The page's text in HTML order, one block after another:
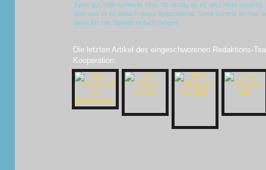
Tipps gut oder schlecht sind. So richtig ist es also nicht
Idee und es ist einfach gutes Spielmaterial. Somit komme ich hier
diese Art von Spielen einfach mögen.
Die letzten Artikel des eingeschworenen Redaktions-
Kooperation: